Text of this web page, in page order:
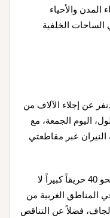
والأحياء
الساحات الخلفية
عن إجلاء الآلاف من
من 160 مبنى بحلول، اليوم الجمعة، مع
النيران عبر مقاطعتي
ويُعتبر حريق «أسبن إيكرز» واحداً من نحو 40 حريقاً كبيراً لا
المناطق الغربية من
فضلاً عن التناقص